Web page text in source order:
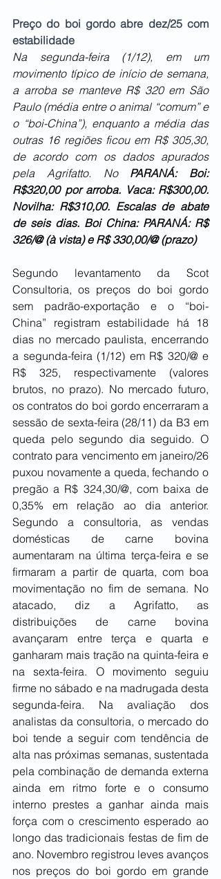
Preço do boi gordo abre dez/25 com
estabilidade
Na segunda-feira (1/12), em um
movimento típico de início de semana,
a arroba se manteve R$ 320 em São
Paulo (média entre o animal “comum” e
o “boi-China”), enquanto a média das
outras 16 regiões ficou em R$ 305,30,
de acordo com os dados apurados
pela Agrifatto. No PARANÁ: Boi:
R$320,00 por arroba. Vaca: R$300,00.
Novilha: R$310,00. Escalas de abate
de seis dias. Boi China: PARANÁ: R$
326/@ (à vista) e R$ 330,00/@ (prazo)
Segundo levantamento da Scot
Consultoria, os preços do boi gordo
sem padrão-exportação e o “boi-
China” registram estabilidade há 18
dias no mercado paulista, encerrando
a segunda-feira (1/12) em R$ 320/@ e
R$ 325, respectivamente (valores
brutos, no prazo). No mercado futuro,
os contratos do boi gordo encerraram a
sessão de sexta-feira (28/11) da B3 em
queda pelo segundo dia seguido. O
contrato para vencimento em janeiro/26
puxou novamente a queda, fechando o
pregão a R$ 324,30/@, com baixa de
0,35% em relação ao dia anterior.
Segundo a consultoria, as vendas
domésticas de carne bovina
aumentaram na última terça-feira e se
firmaram a partir de quarta, com boa
movimentação no fim de semana. No
atacado, diz a Agrifatto, as
distribuições de carne bovina
avançaram entre terça e quarta e
ganharam mais tração na quinta-feira e
na sexta-feira. O movimento seguiu
firme no sábado e na madrugada desta
segunda-feira. Na avaliação dos
analistas da consultoria, o mercado do
boi tende a seguir com tendência de
alta nas próximas semanas, sustentada
pela combinação de demanda externa
ainda em ritmo forte e o consumo
interno prestes a ganhar ainda mais
força com o crescimento esperado ao
longo das tradicionais festas de fim de
ano. Novembro registrou leves avanços
nos preços do boi gordo em grande